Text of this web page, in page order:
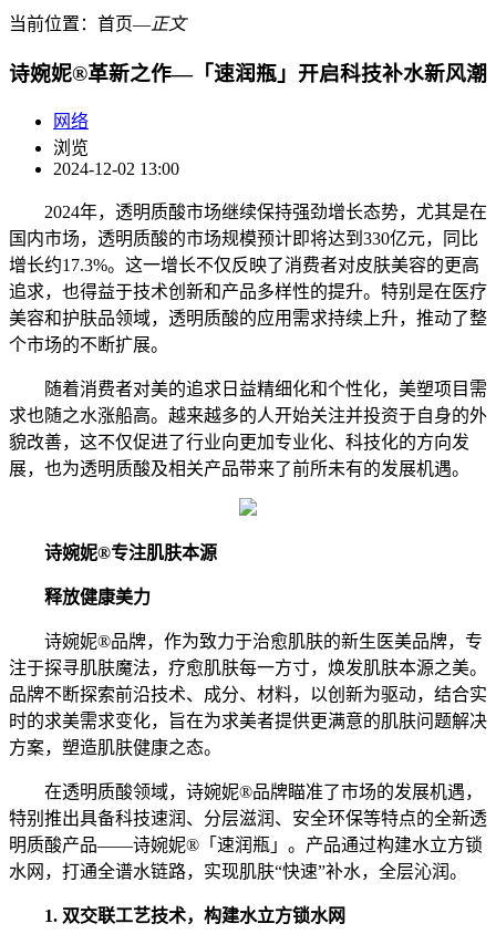
当前位置： 首页―正文
诗婉妮®革新之作—「速润瓶」开启科技补水新风潮
网络
浏览
2024-12-02 13:00
2024年，透明质酸市场继续保持强劲增长态势，尤其是在
国内市场，透明质酸的市场规模预计即将达到330亿元，同比
增长约17.3%。这一增长不仅反映了消费者对皮肤美容的更高
追求，也得益于技术创新和产品多样性的提升。特别是在医疗
美容和护肤品领域，透明质酸的应用需求持续上升，推动了整
个市场的不断扩展。
随着消费者对美的追求日益精细化和个性化，美塑项目需
求也随之水涨船高。越来越多的人开始关注并投资于自身的外
貌改善，这不仅促进了行业向更加专业化、科技化的方向发
展，也为透明质酸及相关产品带来了前所未有的发展机遇。
诗婉妮®专注肌肤本源
释放健康美力
诗婉妮®品牌，作为致力于治愈肌肤的新生医美品牌，专
注于探寻肌肤魔法，疗愈肌肤每一方寸，焕发肌肤本源之美。
品牌不断探索前沿技术、成分、材料，以创新为驱动，结合实
时的求美需求变化，旨在为求美者提供更满意的肌肤问题解决
方案，塑造肌肤健康之态。
在透明质酸领域，诗婉妮®品牌瞄准了市场的发展机遇，
特别推出具备科技速润、分层滋润、安全环保等特点的全新透
明质酸产品——诗婉妮®「速润瓶」。产品通过构建水立方锁
水网，打通全谱水链路，实现肌肤“快速”补水，全层沁润。
1. 双交联工艺技术，构建水立方锁水网